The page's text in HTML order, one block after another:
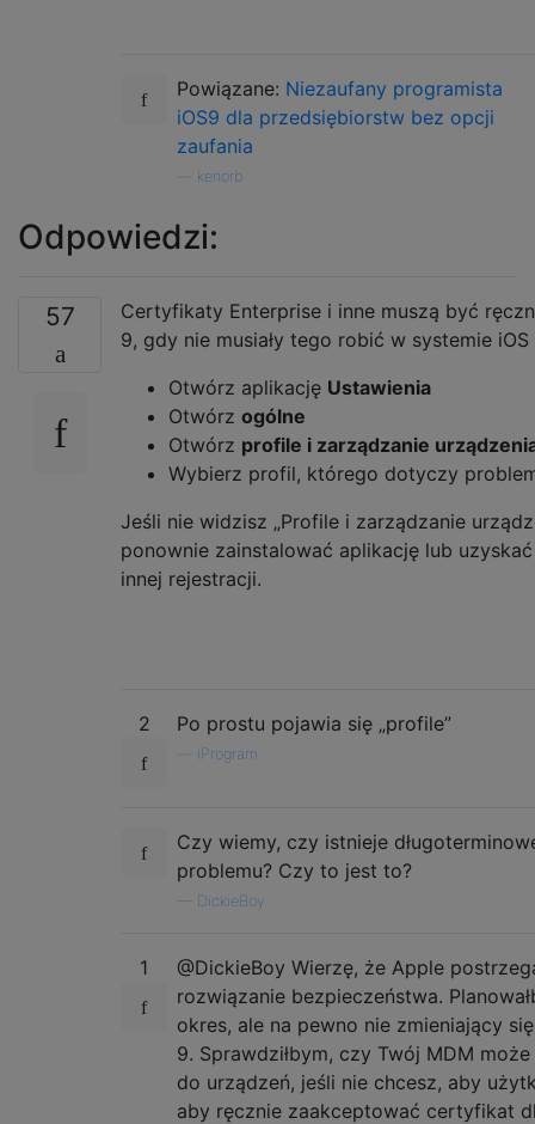
Powiązane: Niezaufany programista
iOS9 dla przedsiębiorstw bez opcji
zaufania
kenorb
Odpowiedzi:
57
Certyfikaty Enterprise i inne muszą być
9, gdy nie musiały tego robić w systemie
Otwórz aplikację Ustawienia
Otwórz ogólne
Otwórz profile i zarządzanie
Wybierz profil, którego dotyczy
Jeśli nie widzisz „Profile i zarządzanie
ponownie zainstalować aplikację lub
innej rejestracji.
2 Po prostu pojawia się „profile”
iProgram
Czy wiemy, czy istnieje
problemu? Czy to jest to?
DickieBoy
1
@DickieBoy Wierzę, że Apple
rozwiązanie bezpieczeństwa.
okres, ale na pewno nie zmieniający
9. Sprawdziłbym, czy Twój MDM
do urządzeń, jeśli nie chcesz, aby
aby ręcznie zaakceptować certyfikat